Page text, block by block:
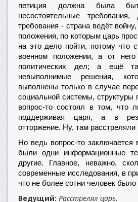
петиция должна была
несостоятельные
требования - страна ведёт
положения, по которым царь
на это дело пойти, потому что
военном положении, а от
политических дел; а ещё
невыполнимые решения,
выполнены только в случае
социальной системы, структуры
вопрос-то состоял в том, что
поддерживая царя, а в
отторжение. Ну, там расстреляли
Но ведь вопрос-то
были одни информационные
другие. Главное, неважно,
современные исследования, в
что не более сотни человек
Ведущий: Расстрелял царь.